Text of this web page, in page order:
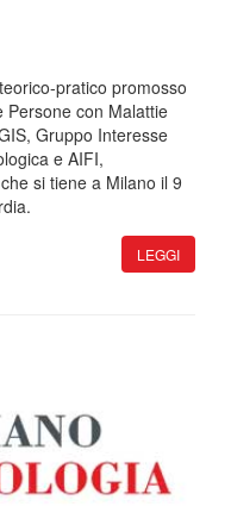
pratico promosso
Persone con Malattie
Gruppo Interesse
e AIFI,
si tiene a Milano il 9
LEGGI